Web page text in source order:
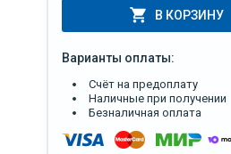
В КОРЗИНУ
Варианты оплаты:
Счёт на предоплату
Наличные при получении
Безналичная оплата